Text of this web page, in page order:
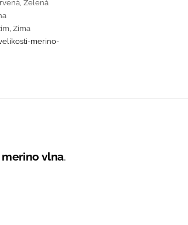
Zelená
Zima
merino-
merino vlna.